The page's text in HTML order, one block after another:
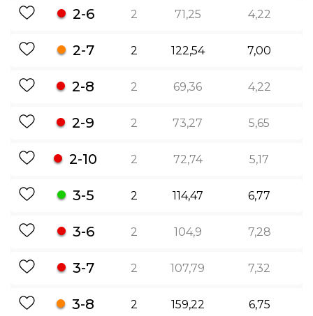
2-6 2 71,25 4,22
2-7 2 122,54 7,00
2-8 2 69,36 4,22
2-9 2 73,27 5,65
2-10 2 72,74 5,17
3-5 2 114,47 6,77
3-6 2 104,9 7,28
3-7 2 107,79 7,32
3-8 2 159,22 6,75